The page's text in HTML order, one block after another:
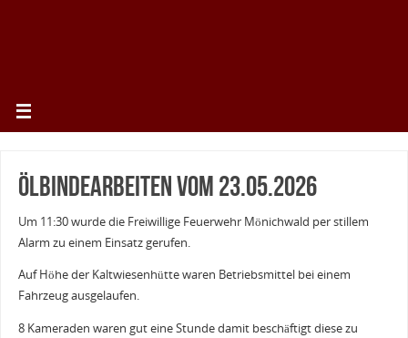
Ölbindearbeiten vom 23.05.2026
Um 11:30 wurde die Freiwillige Feuerwehr Mönichwald per stillem
Alarm zu einem Einsatz gerufen.
Auf Höhe der Kaltwiesenhütte waren Betriebsmittel bei einem
Fahrzeug ausgelaufen.
8 Kameraden waren gut eine Stunde damit beschäftigt diese zu